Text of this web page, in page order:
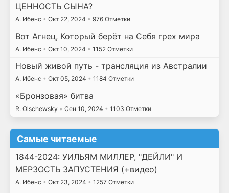
ЦЕННОСТЬ СЫНА?
А. Ибенс • Окт 22, 2024 • 976 Отметки
Вот Агнец, Который берёт на Себя грех мира
А. Ибенс • Окт 10, 2024 • 1152 Отметки
Новый живой путь - трансляция из Австралии
А. Ибенс • Окт 05, 2024 • 1184 Отметки
«Бронзовая» битва
R. Olschewsky • Сен 10, 2024 • 1103 Отметки
Самые читаемые
1844-2024: УИЛЬЯМ МИЛЛЕР, "ДЕЙЛИ" И
МЕРЗОСТЬ ЗАПУСТЕНИЯ (+видео)
А. Ибенс • Окт 23, 2024 • 1257 Отметки